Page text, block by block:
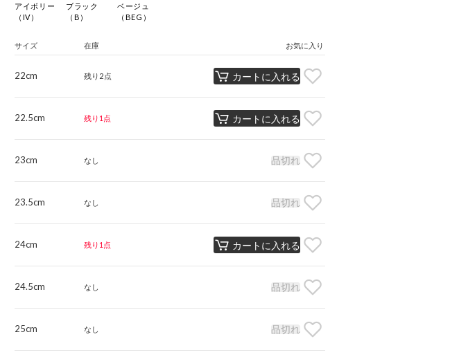
アイボリー
（IV）
ブラック
（B）
ベージュ
（BEG）
サイズ 在庫 お気に入り
22cm 残り2点 カートに入れる
22.5cm 残り1点 カートに入れる
23cm なし 品切れ
23.5cm なし 品切れ
24cm 残り1点 カートに入れる
24.5cm なし 品切れ
25cm なし 品切れ